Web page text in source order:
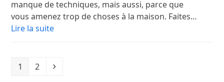
manque de techniques, mais aussi, parce que
vous amenez trop de choses à la maison. Faites…
Lire la suite
1 2